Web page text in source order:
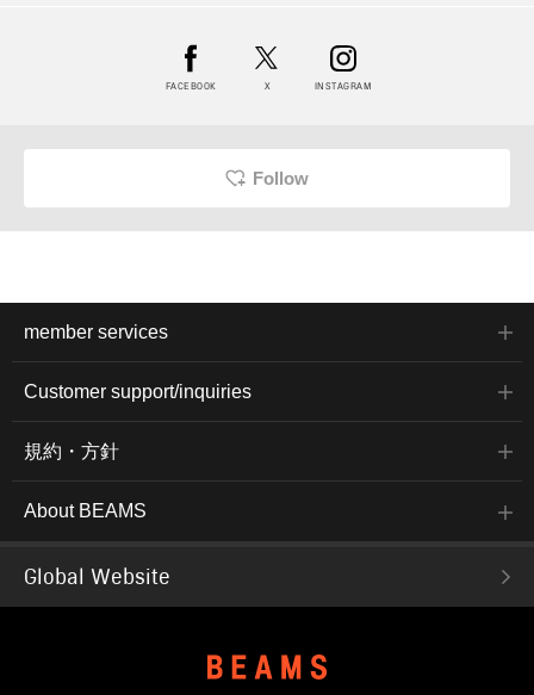
FACEBOOK X INSTAGRAM
Follow
member services
Customer support/inquiries
規約・方針
About BEAMS
Global Website